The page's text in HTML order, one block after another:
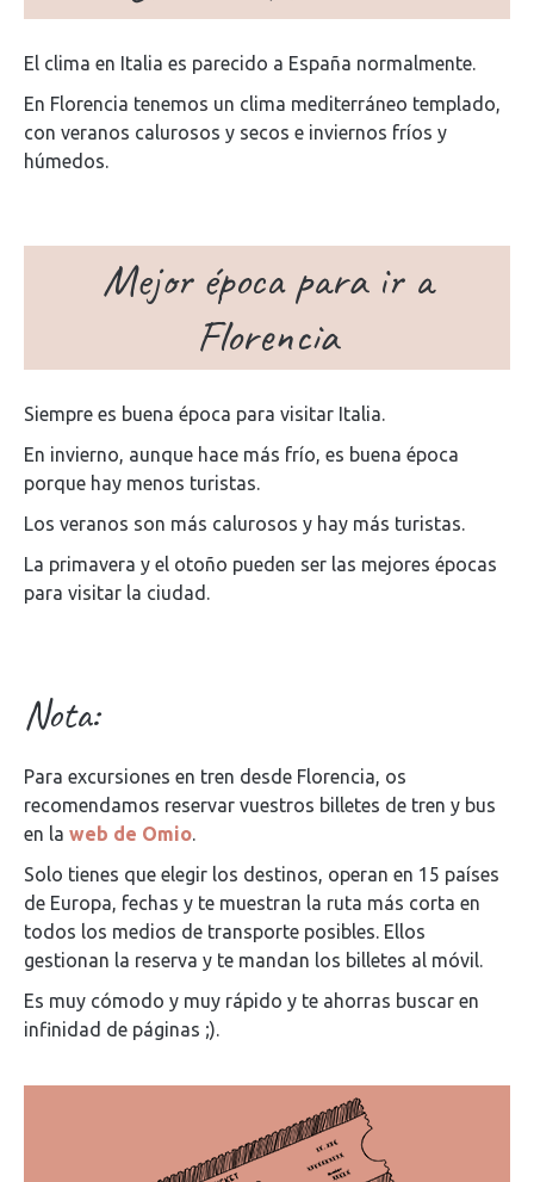
El clima en Italia es parecido a España normalmente.
En Florencia tenemos un clima mediterráneo templado,
con veranos calurosos y secos e inviernos fríos y
húmedos.
Mejor época para ir a
Florencia
Siempre es buena época para visitar Italia.
En invierno, aunque hace más frío, es buena época
porque hay menos turistas.
Los veranos son más calurosos y hay más turistas.
La primavera y el otoño pueden ser las mejores épocas
para visitar la ciudad.
Nota:
Para excursiones en tren desde Florencia, os
recomendamos reservar vuestros billetes de tren y bus
en la web de Omio.
Solo tienes que elegir los destinos, operan en 15 países
de Europa, fechas y te muestran la ruta más corta en
todos los medios de transporte posibles. Ellos
gestionan la reserva y te mandan los billetes al móvil.
Es muy cómodo y muy rápido y te ahorras buscar en
infinidad de páginas ;).